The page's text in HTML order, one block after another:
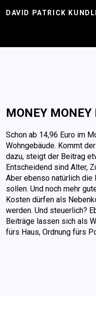
DAVID PATRICK
MONEY MONEY
Schon ab 14,96 Euro im
Wohngebäude. Kommt
dazu, steigt der Beitrag
Entscheidend sind Alter,
Aber ebenso natürlich
sollen. Und noch mehr
Kosten dürfen als
werden. Und steuerlich?
Beiträge lassen sich als
fürs Haus, Ordnung fürs